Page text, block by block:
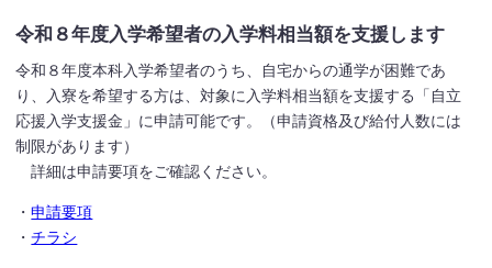
令和８年度入学希望者の入学料相当額を支援します
令和８年度本科入学希望者のうち、自宅からの通学が困難であ
り、入寮を希望する方は、対象に入学料相当額を支援する「自立
応援入学支援金」に申請可能です。（申請資格及び給付人数には
制限があります）
詳細は申請要項をご確認ください。
・申請要項
・チラシ